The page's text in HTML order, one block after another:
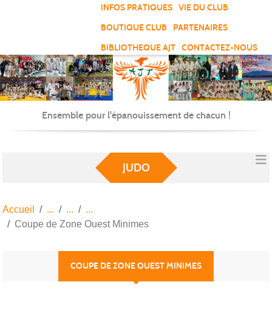
INFOS PRATIQUES
VIE DU CLUB
BOUTIQUE CLUB
PARTENAIRES
BIBLIOTHEQUE AJT
CONTACTEZ-NOUS
Ensemble pour l'épanouissement de chacun !
JUDO
Accueil
Coupe de Zone Ouest Minimes
COUPE DE ZONE OUEST MINIMES
Panneau de gestion des cookies